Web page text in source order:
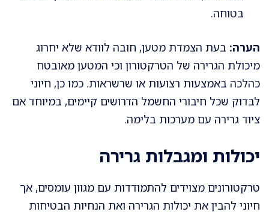
בטוחה.
הערה: בעת הצמדת מטען, חובה לוודא שלא יחרוג
מיכולת הגרירה של הטרקטורון וכי המטען מאובטח
כהלכה באמצעות רצועות או שרשראות. כמו כן, חיוני
לבדוק שכל חיבורי החשמל הדרושים קיימים, במיוחד אם
ציוד גרירה עם מערכות בלימה.
יכולות ומגבלות גרירה
טרקטורונים מצוידים להתמודדות עם מגוון עומסים, אך
חיוני להבין את יכולות הגרירה ואת הנחיות הבטיחות